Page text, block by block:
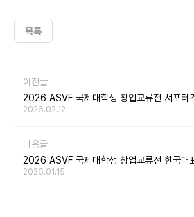
목록
이전글
2026 ASVF 국제대학생 창업교류전 서포터
2026.02.12
다음글
2026 ASVF 국제대학생 창업교류전 한국대
2026.01.15